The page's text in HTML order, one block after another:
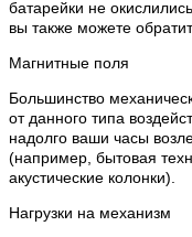
батарейки не
вы также можете
Магнитные поля
Большинство
от данного типа
надолго ваши часы
(например, бытовая
акустические колонки).
Нагрузки на механизм